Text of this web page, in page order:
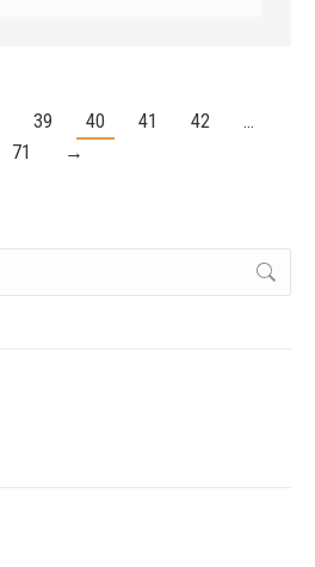
39 40 41 42
…
71
→